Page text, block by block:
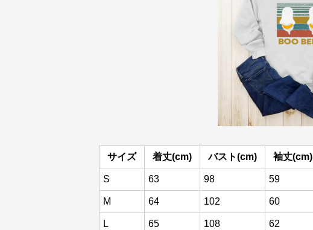
サイズ 着丈(cm) バスト(cm) 袖丈(cm)
S 63 98 59
M 64 102 60
L 65 108 62